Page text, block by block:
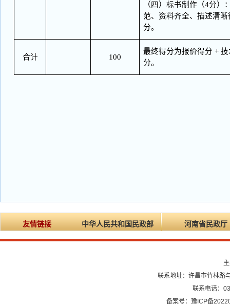
（四）标书制作（4分）
范、资料齐全、描述清
分。
合计 100
最终得分为报价得分 +
分。
友情链接 中华人民共和国民政部 河南省民政厅
联系地址：许昌市竹林路
联系电话：
备案号：豫ICP备